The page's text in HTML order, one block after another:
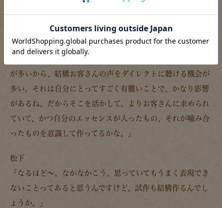
「これはアオリノハンドバッグに限らずの話なんですが、普
青木
「そうだねえ。私の場合は、鞄を作りながらお店に立つこと
が多いから、結構お客さんの声をダイレクトに聴ける機会が
多い。それは自分にとってすごく有難いことで、かなり影響
があるね。だからそこを活かして、
よりお客さんに求められ
ていて、かつ自分のエッセンスが入ったもの、それが噛み合
ったものを意識して作ってるかな。
」
松下
「なるほど～。なかなかこう、思っていてもうまく表現でき
ないことってあると思うんですけど、試作も結構作るんでし
ょうか。」